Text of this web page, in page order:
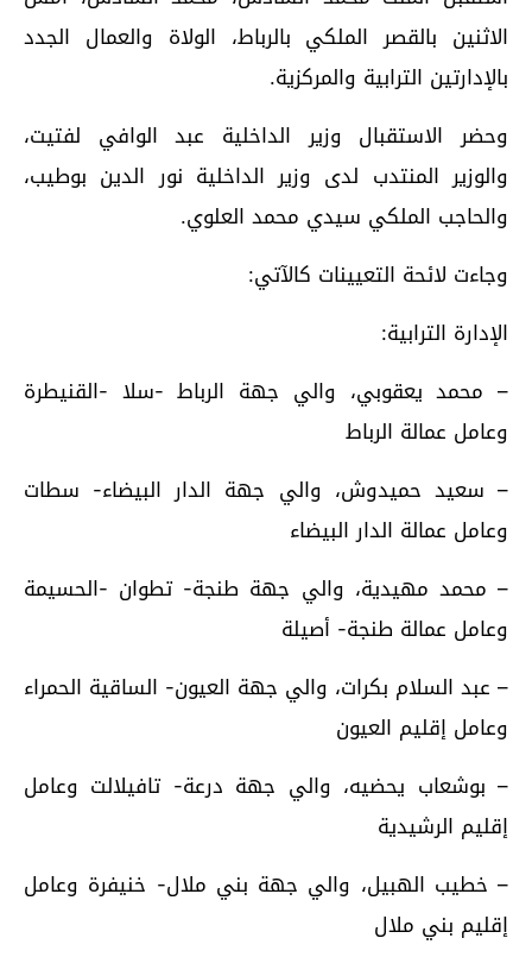
الاثنين بالقصر الملكي بالرباط، الولاة والعمال الجدد
بالإدارتين الترابية والمركزية.
وحضر الاستقبال وزير الداخلية عبد الوافي لفتيت،
والوزير المنتدب لدى وزير الداخلية نور الدين بوطيب،
والحاجب الملكي سيدي محمد العلوي.
وجاءت لائحة التعيينات كالآتي:
الإدارة الترابية:
– محمد يعقوبي، والي جهة الرباط -سلا -القنيطرة
وعامل عمالة الرباط
– سعيد حميدوش، والي جهة الدار البيضاء- سطات
وعامل عمالة الدار البيضاء
– محمد مهيدية، والي جهة طنجة- تطوان -الحسيمة
وعامل عمالة طنجة- أصيلة
– عبد السلام بكرات، والي جهة العيون- الساقية الحمراء
وعامل إقليم العيون
– بوشعاب يحضيه، والي جهة درعة- تافيلالت وعامل
إقليم الرشيدية
– خطيب الهبيل، والي جهة بني ملال- خنيفرة وعامل
إقليم بني ملال